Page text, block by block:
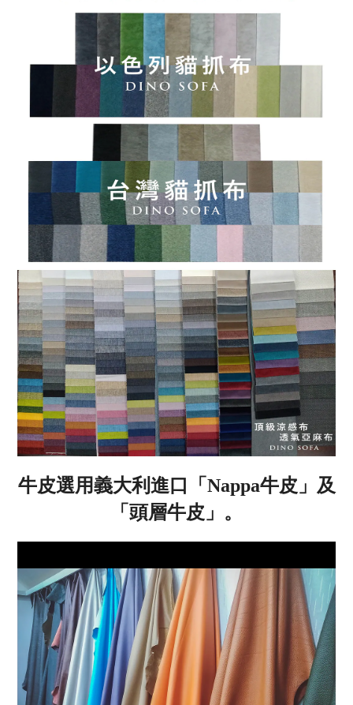
牛皮選用義大利進口「 Nappa牛皮」及
「頭層牛皮」。